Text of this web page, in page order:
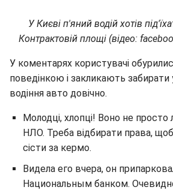
У Києві п'яний водій хотів
Контрактовій площі (відео:
У коментарях користувачі
поведінкою і закликають забирати
водіння авто довічно.
Молодці, хлопці! Воно не
НЛО. Треба відбирати права,
сісти за кермо.
Видела его вчера, он
Национальным банком.